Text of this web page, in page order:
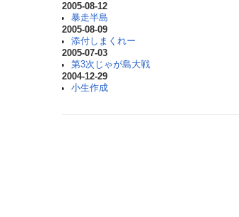
2005-08-12
暴走半島
2005-08-09
添付しまくれー
2005-07-03
第3次じゃが島大戦
2004-12-29
小生作成